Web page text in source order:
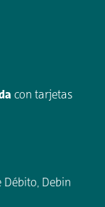
con tarjetas
Debin